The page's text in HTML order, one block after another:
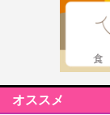
オススメ